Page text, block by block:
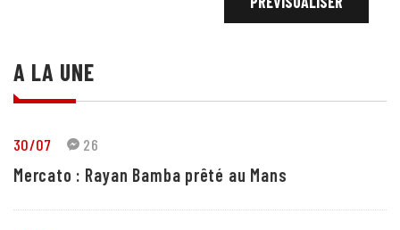
A LA UNE
30/07 26
Mercato : Rayan Bamba prêté au Mans